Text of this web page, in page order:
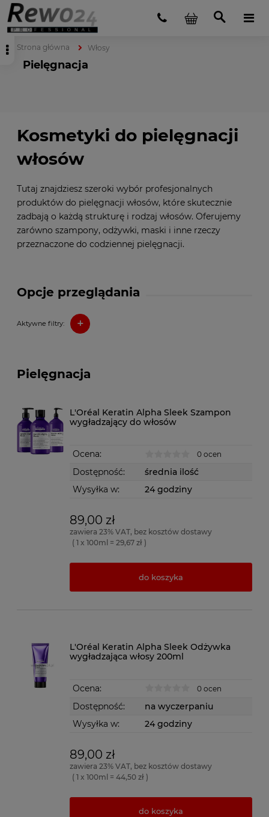
Strona główna Włosy
Pielęgnacja
Opcje przeglądania
Aktywne filtry: +
Kosmetyki do pielęgnacji
włosów
Tutaj znajdziesz szeroki wybór profesjonalnych
produktów do pielęgnacji włosów, które skutecznie
zadbają o każdą strukturę i rodzaj włosów. Oferujemy
zarówno szampony, odżywki, maski i inne rzeczy
przeznaczone do codziennej pielęgnacji.
Pielęgnacja
L'Oréal Keratin Alpha Sleek Szampon
wygładzający do włosów
Ocena: 0 ocen
Dostępność:
średnia ilość
Wysyłka w:
24 godziny
89,00 zł
zawiera 23% VAT, bez kosztów dostawy
( 1 x 100ml = 29,67 zł )
do koszyka
L'Oréal Keratin Alpha Sleek Odżywka
wygładzająca włosy 200ml
Ocena: 0 ocen
Dostępność:
na wyczerpaniu
Wysyłka w:
24 godziny
89,00 zł
zawiera 23% VAT, bez kosztów dostawy
( 1 x 100ml = 44,50 zł )
do koszyka